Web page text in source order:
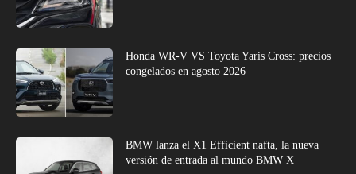
Honda WR-V VS Toyota Yaris Cross: precios
congelados en agosto 2026
BMW lanza el X1 Efficient nafta, la nueva
versión de entrada al mundo BMW X